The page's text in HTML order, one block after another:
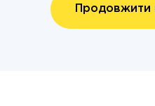
Продовжити